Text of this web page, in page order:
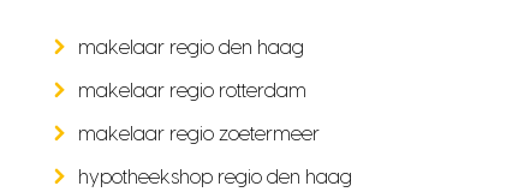
makelaar regio den haag
makelaar regio rotterdam
makelaar regio zoetermeer
hypotheekshop regio den haag